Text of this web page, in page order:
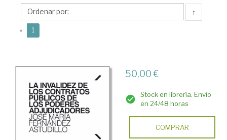
José
María
↑
« 1
50,00 €
Stock en librería. Envío
en 24/48 horas
COMPRAR